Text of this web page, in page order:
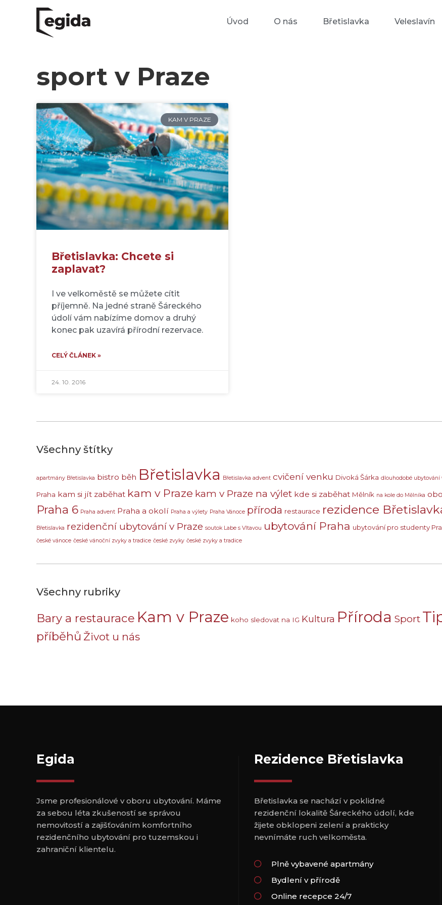
Úvod O nás Břetislavka Veleslavín
sport v Praze
KAM V PRAZE
Břetislavka: Chcete si
zaplavat?
I ve velkoměstě se můžete cítit
příjemně. Na jedné straně Šáreckého
údolí vám nabízíme domov a druhý
konec pak uzavírá přírodní rezervace.
CELÝ ČLÁNEK »
24. 10. 2016
Všechny štítky
apartmány Břetislavka bistro běh Břetislavka Břetislavka advent cvičení venku Divoká Šárka dlouhodobé ubytování
Praha kam si jít zaběhat kam v Praze kam v Praze na výlet kde si zaběhat Mělník na kole do Mělníka
Praha 6 Praha advent Praha a okolí Praha a výlety Praha Vánoce příroda restaurace rezidence
Břetislavka rezidenční ubytování v Praze soutok Labe s Vltavou ubytování Praha ubytování pro studenty
české vánoce české vánoční zvyky a tradice české zvyky české zvyky a tradice
Všechny rubriky
Bary a restaurace Kam v Praze koho sledovat na IG Kultura Příroda Sport
příběhů Život u nás
Egida
Jsme profesionálové v oboru ubytování. Máme
za sebou léta zkušeností se správou
nemovitostí a zajišťováním komfortního
rezidenčního ubytování pro tuzemskou i
zahraniční klientelu.
Rezidence Břetislavka
Břetislavka se nachází v poklidné
rezidenční lokalitě Šáreckého údolí, kde
žijete obklopeni zelení a prakticky
nevnímáte ruch velkoměsta.
Plně vybavené apartmány
Bydlení v přírodě
Online recepce 24/7